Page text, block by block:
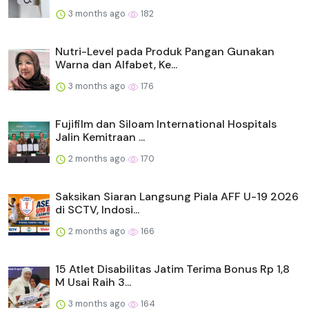
3 months ago 182
Nutri-Level pada Produk Pangan Gunakan
Warna dan Alfabet, Ke...
3 months ago 176
Fujifilm dan Siloam International Hospitals
Jalin Kemitraan ...
2 months ago 170
Saksikan Siaran Langsung Piala AFF U-19 2026
di SCTV, Indosi...
2 months ago 166
15 Atlet Disabilitas Jatim Terima Bonus Rp 1,8
M Usai Raih 3...
3 months ago 164